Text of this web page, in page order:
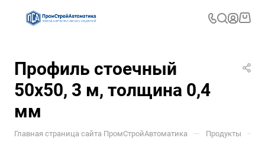
Профиль стоечный
50х50, 3 м, толщина 0,4
мм
Главная страница сайта ПромСтройАвтоматика — Продукты —